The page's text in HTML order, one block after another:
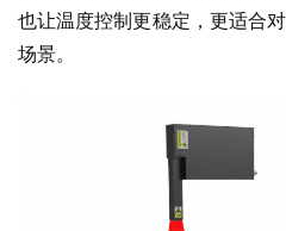
也让温度控制更稳定，更适合
场景。